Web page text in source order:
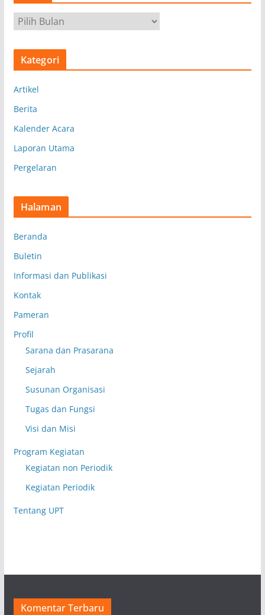
r
s
Kategori
Artikel
Berita
Kalender Acara
Laporan Utama
Pergelaran
Halaman
Beranda
Buletin
Informasi dan Publikasi
Kontak
Pameran
Profil
Sarana dan Prasarana
Sejarah
Susunan Organisasi
Tugas dan Fungsi
Visi dan Misi
Program Kegiatan
Kegiatan non Periodik
Kegiatan Periodik
Tentang UPT
Komentar Terbaru